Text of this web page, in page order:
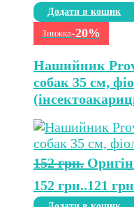
Додати в кошик
Знижка-20%
Нашийник
собак 35 см,
152грн.
152 грн..121